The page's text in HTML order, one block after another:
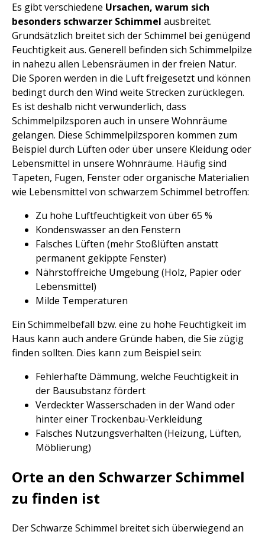
Es gibt verschiedene Ursachen, warum sich
besonders schwarzer Schimmel ausbreitet.
Grundsätzlich breitet sich der Schimmel bei genügend
Feuchtigkeit aus. Generell befinden sich Schimmelpilze
in nahezu allen Lebensräumen in der freien Natur.
Die Sporen werden in die Luft freigesetzt und können
bedingt durch den Wind weite Strecken zurücklegen.
Es ist deshalb nicht verwunderlich, dass
Schimmelpilzsporen auch in unsere Wohnräume
gelangen. Diese Schimmelpilzsporen kommen zum
Beispiel durch Lüften oder über unsere Kleidung oder
Lebensmittel in unsere Wohnräume. Häufig sind
Tapeten, Fugen, Fenster oder organische Materialien
wie Lebensmittel von schwarzem Schimmel betroffen:
Zu hohe Luftfeuchtigkeit von über 65 %
Kondenswasser an den Fenstern
Falsches Lüften (mehr Stoßlüften anstatt
permanent gekippte Fenster)
Nährstoffreiche Umgebung (Holz, Papier oder
Lebensmittel)
Milde Temperaturen
Ein Schimmelbefall bzw. eine zu hohe Feuchtigkeit im
Haus kann auch andere Gründe haben, die Sie zügig
finden sollten. Dies kann zum Beispiel sein:
Fehlerhafte Dämmung, welche Feuchtigkeit in
der Bausubstanz fördert
Verdeckter Wasserschaden in der Wand oder
hinter einer Trockenbau-Verkleidung
Falsches Nutzungsverhalten (Heizung, Lüften,
Möblierung)
Orte an den Schwarzer Schimmel
zu finden ist
Der Schwarze Schimmel breitet sich überwiegend an